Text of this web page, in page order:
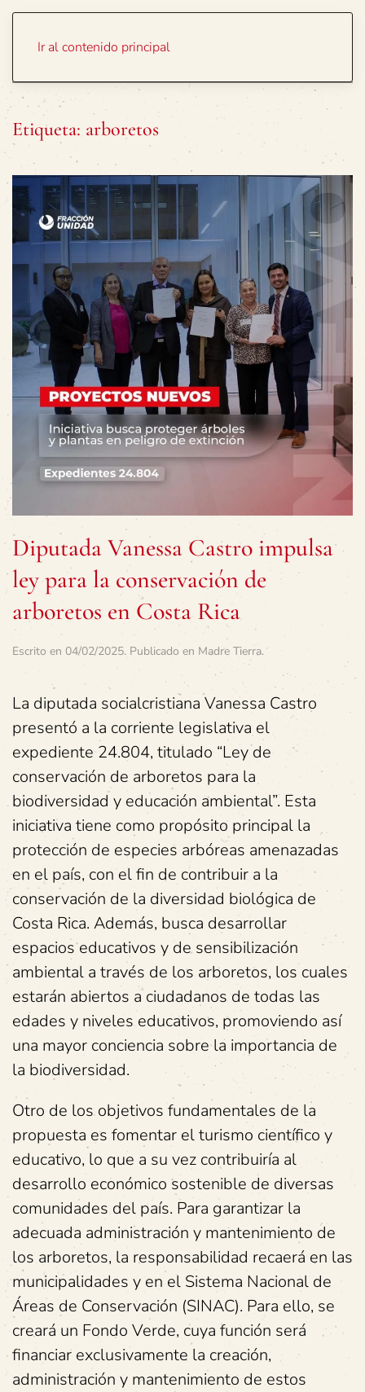
Ir al contenido principal
Etiqueta: arboretos
Diputada Vanessa Castro impulsa
ley para la conservación de
arboretos en Costa Rica
Escrito en 04/02/2025. Publicado en Madre Tierra.
La diputada socialcristiana Vanessa Castro
presentó a la corriente legislativa el
expediente 24.804, titulado “Ley de
conservación de arboretos para la
biodiversidad y educación ambiental”. Esta
iniciativa tiene como propósito principal la
protección de especies arbóreas amenazadas
en el país, con el fin de contribuir a la
conservación de la diversidad biológica de
Costa Rica. Además, busca desarrollar
espacios educativos y de sensibilización
ambiental a través de los arboretos, los cuales
estarán abiertos a ciudadanos de todas las
edades y niveles educativos, promoviendo así
una mayor conciencia sobre la importancia de
la biodiversidad.
Otro de los objetivos fundamentales de la
propuesta es fomentar el turismo científico y
educativo, lo que a su vez contribuiría al
desarrollo económico sostenible de diversas
comunidades del país. Para garantizar la
adecuada administración y mantenimiento de
los arboretos, la responsabilidad recaerá en las
municipalidades y en el Sistema Nacional de
Áreas de Conservación (SINAC). Para ello, se
creará un Fondo Verde, cuya función será
financiar exclusivamente la creación,
administración y mantenimiento de estos